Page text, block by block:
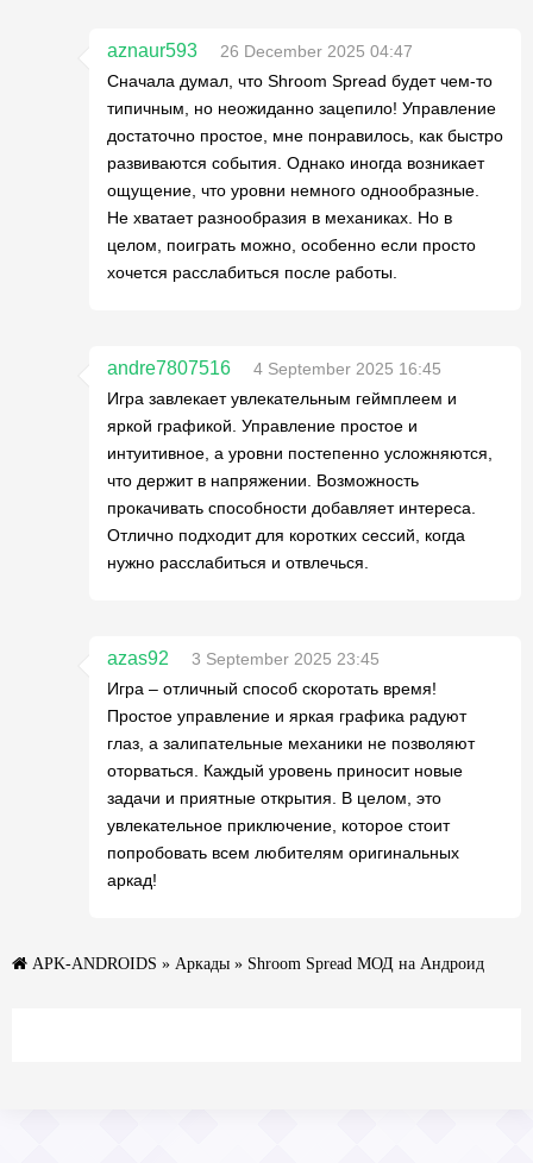
aznaur593
26 December 2025 04:47
Сначала думал, что Shroom Spread будет чем-то
типичным, но неожиданно зацепило! Управление
достаточно простое, мне понравилось, как быстро
развиваются события. Однако иногда возникает
ощущение, что уровни немного однообразные.
Не хватает разнообразия в механиках. Но в
целом, поиграть можно, особенно если просто
хочется расслабиться после работы.
andre7807516
4 September 2025 16:45
Игра завлекает увлекательным геймплеем и
яркой графикой. Управление простое и
интуитивное, а уровни постепенно усложняются,
что держит в напряжении. Возможность
прокачивать способности добавляет интереса.
Отлично подходит для коротких сессий, когда
нужно расслабиться и отвлечься.
azas92
3 September 2025 23:45
Игра – отличный способ скоротать время!
Простое управление и яркая графика радуют
глаз, а залипательные механики не позволяют
оторваться. Каждый уровень приносит новые
задачи и приятные открытия. В целом, это
увлекательное приключение, которое стоит
попробовать всем любителям оригинальных
аркад!
APK-ANDROIDS » Аркады » Shroom Spread МОД на Андроид